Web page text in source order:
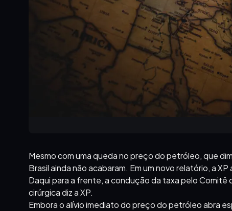
Mesmo com uma queda no preço do petróleo, que
Brasil ainda não acabaram. Em um novo relatório, a
Daqui para a frente, a condução da taxa pelo
cirúrgica diz a XP.
Embora o alívio imediato do preço do petróleo abra